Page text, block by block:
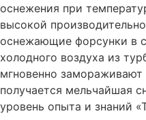
оснежения при
высокой
оснежающие форсунки в
холодного воздуха из
мгновенно
получается мельчайшая
уровень опыта и знаний